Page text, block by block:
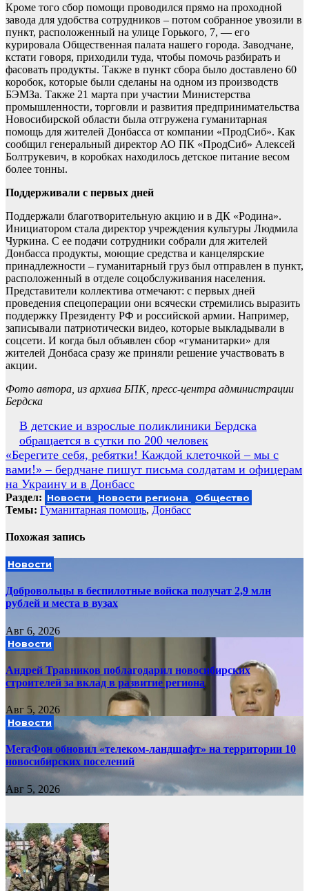
Кроме того сбор помощи проводился прямо на проходной
завода для удобства сотрудников – потом собранное увозили в
пункт, расположенный на улице Горького, 7, — его
курировала Общественная палата нашего города. Заводчане,
кстати говоря, приходили туда, чтобы помочь разбирать и
фасовать продукты. Также в пункт сбора было доставлено 60
коробок, которые были сделаны на одном из производств
БЭМЗа. Также 21 марта при участии Министерства
промышленности, торговли и развития предпринимательства
Новосибирской области была отгружена гуманитарная
помощь для жителей Донбасса от компании «ПродСиб». Как
сообщил генеральный директор АО ПК «ПродСиб» Алексей
Болтрукевич, в коробках находилось детское питание весом
более тонны.
Поддерживали с первых дней
Поддержали благотворительную акцию и в ДК «Родина».
Инициатором стала директор учреждения культуры Людмила
Чуркина. С ее подачи сотрудники собрали для жителей
Донбасса продукты, моющие средства и канцелярские
принадлежности – гуманитарный груз был отправлен в пункт,
расположенный в отделе соцобслуживания населения.
Представители коллектива отмечают: с первых дней
проведения спецоперации они всячески стремились выразить
поддержку Президенту РФ и российской армии. Например,
записывали патриотически видео, которые выкладывали в
соцсети. И когда был объявлен сбор «гуманитарки» для
жителей Донбаса сразу же приняли решение участвовать в
акции.
Фото автора, из архива БПК, пресс-центра администрации
Бердска
Навигация
по
записям
В детские и взрослые поликлиники Бердска
обращается в сутки по 200 человек
«Берегите себя, ребятки! Каждой клеточкой – мы с
вами!» – бердчане пишут письма солдатам и офицерам
на Украину и в Донбасс
Раздел: Новости Новости региона Общество
Темы: Гуманитарная помощь, Донбасс
Похожая запись
Новости
Добровольцы в беспилотные войска получат 2,9 млн
рублей и места в вузах
Авг 6, 2026
Новости
Андрей Травников поблагодарил новосибирских
строителей за вклад в развитие региона
Авг 5, 2026
Новости
МегаФон обновил «телеком-ландшафт» на территории 10
новосибирских поселений
Авг 5, 2026